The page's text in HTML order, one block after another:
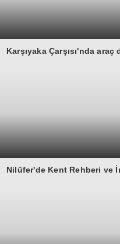
Karşıyaka Çarşısı'nda
Nilüfer'de Kent Rehberi ve